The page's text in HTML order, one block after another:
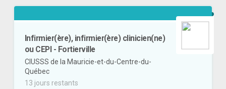
Infirmier(ère), infirmier(ère) clinicien(ne)
ou CEPI - Fortierville
CIUSSS de la Mauricie-et-du-Centre-du-
Québec
13 jours restants